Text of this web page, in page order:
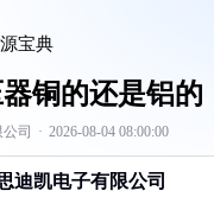
宝典
铜的还是铝的
司 · 2026-08-04 08:00:00
迪凯电子有限公司